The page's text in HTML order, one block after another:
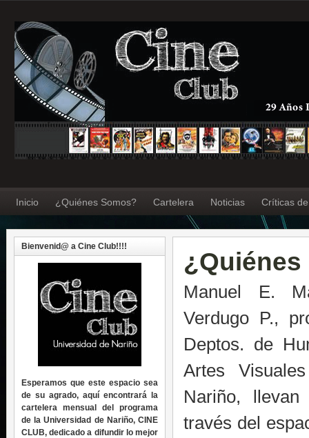
Inicio ¿Quiénes Somos? Cartelera Noticias Críticas
Manuel E.
Verdugo P.,
Deptos. de
Artes
Nariño,
través del
Bienvenid@ a Cine Club!!!!
Esperamos que este espacio sea
de su agrado, aquí encontrará la
cartelera mensual del programa
de la Universidad de Nariño, CINE
CLUB, dedicado a difundir lo mejor